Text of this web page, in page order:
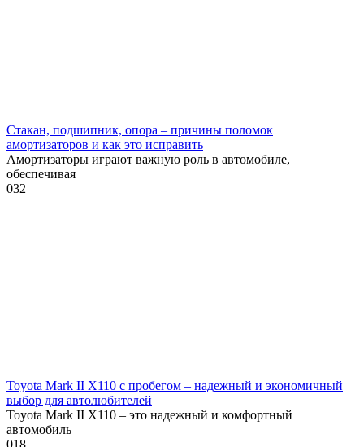
Стакан, подшипник, опора – причины поломок
амортизаторов и как это исправить
Амортизаторы играют важную роль в автомобиле,
обеспечивая
032
Toyota Mark II X110 с пробегом – надежный и экономичный
выбор для автолюбителей
Toyota Mark II X110 – это надежный и комфортный
автомобиль
018